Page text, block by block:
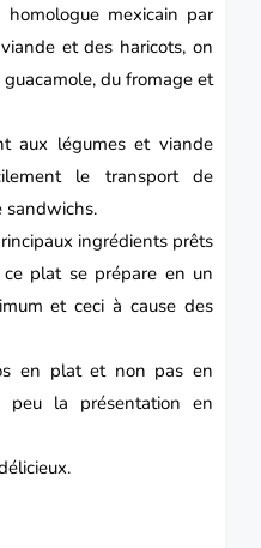
mexicain par
et des haricots, on
du fromage et
aux légumes et viande
le transport de
sandwichs.
ingrédients prêts
ce plat se prépare en un
et ceci à cause des
en plat et non pas en
peu la présentation en